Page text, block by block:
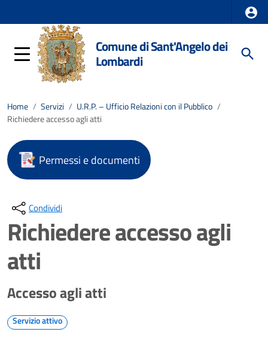
Comune di Sant'Angelo dei
Lombardi
Home / Servizi / U.R.P. – Ufficio Relazioni con il Pubblico /
Richiedere accesso agli atti
Permessi e documenti
Condividi
Richiedere accesso agli
atti
Accesso agli atti
Servizio attivo